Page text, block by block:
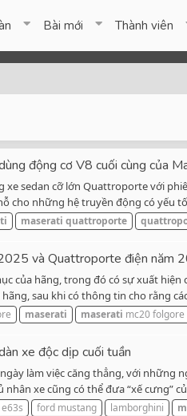
Bài mới Thành viên
động cơ V8 cuối cùng của
sedan cỡ lớn Quattroporte với
cho những hệ truyền động có yếu
maserati quattroporte
và Quattroporte điện năm
của hãng, trong đó có sự xuất
sau khi có thông tin cho rằng
maserati maserati mc20 folgore
xe độc dịp cuối tuần
làm việc căng thẳng, với những
xe cũng có thể đưa “xế cưng”
e63s ford mustang lamborghini